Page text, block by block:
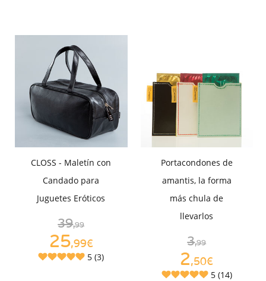
CLOSS - Maletín con
Candado para
Juguetes Eróticos
39,99
25,99€
5 (3)
Portacondones de
amantis, la forma
más chula de
llevarlos
3,99
2,50€
5 (14)